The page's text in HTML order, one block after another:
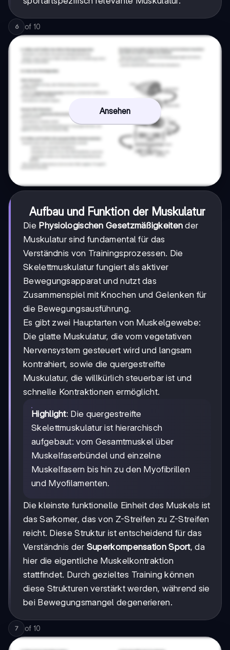
6 of 10
Ansehen
Aufbau und Funktion der Muskulatur
Die Physiologischen Gesetzmäßigkeiten der
Muskulatur sind fundamental für das
Verständnis von Trainingsprozessen. Die
Skelettmuskulatur fungiert als aktiver
Bewegungsapparat und nutzt das
Zusammenspiel mit Knochen und Gelenken für
die Bewegungsausführung.
Es gibt zwei Hauptarten von Muskelgewebe:
Die glatte Muskulatur, die vom vegetativen
Nervensystem gesteuert wird und langsam
kontrahiert, sowie die quergestreifte
Muskulatur, die willkürlich steuerbar ist und
schnelle Kontraktionen ermöglicht.
Highlight: Die quergestreifte
Skelettmuskulatur ist hierarchisch
aufgebaut: vom Gesamtmuskel über
Muskelfaserbündel und einzelne
Muskelfasern bis hin zu den Myofibrillen
und Myofilamenten.
Die kleinste funktionelle Einheit des Muskels ist
das Sarkomer, das von Z-Streifen zu Z-Streifen
reicht. Diese Struktur ist entscheidend für das
Verständnis der Superkompensation Sport, da
hier die eigentliche Muskelkontraktion
stattfindet. Durch gezieltes Training können
diese Strukturen verstärkt werden, während sie
bei Bewegungsmangel degenerieren.
7 of 10